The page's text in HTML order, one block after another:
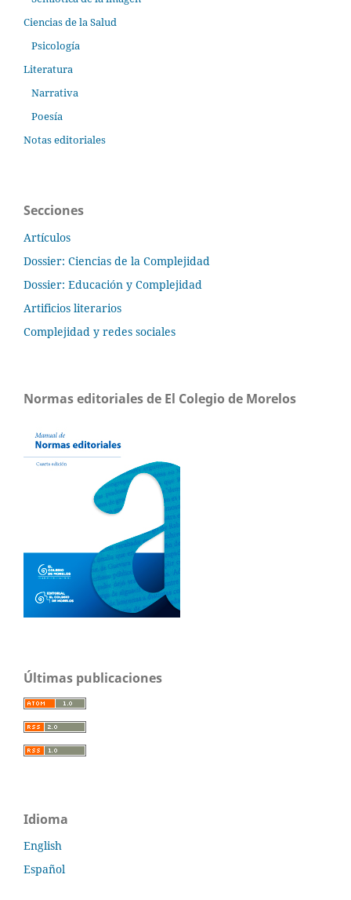
Ciencias de la Salud
Psicología
Literatura
Narrativa
Poesía
Notas editoriales
Secciones
Artículos
Dossier: Ciencias de la Complejidad
Dossier: Educación y Complejidad
Artificios literarios
Complejidad y redes sociales
Normas editoriales de El Colegio de Morelos
Últimas publicaciones
Idioma
English
Español